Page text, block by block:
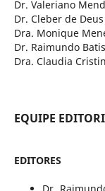
Dr. Valeriano
Dr. Cleber de
Dra. Monique
Dr. Raimundo
Dra. Claudia
EQUIPE
EDITORES